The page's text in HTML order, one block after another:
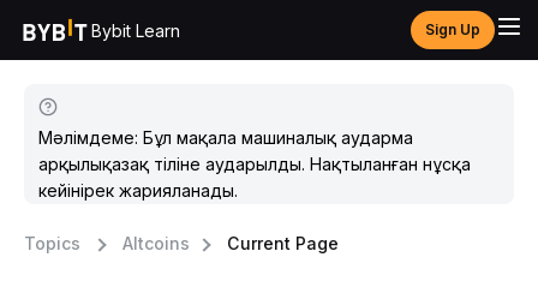
Bybit Learn Sign Up
Мәлімдеме: Бұл мақала машиналық аударма
арқылықазақ тіліне аударылды. Нақтыланған нұсқа
кейінірек жарияланады.
Topics Altcoins Current Page